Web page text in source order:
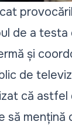
de a
și
de
că
să